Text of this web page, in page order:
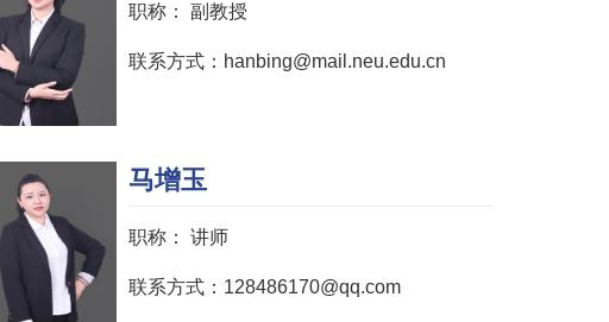
职称： 副教授
联系方式：hanbing@mail.neu.edu.cn
马增玉
职称： 讲师
联系方式：128486170@qq.com